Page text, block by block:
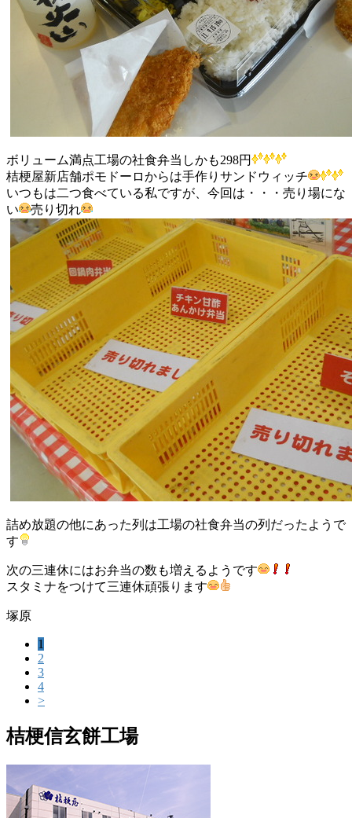
ボリューム満点工場の社食弁当しかも298円
桔梗屋新店舗ポモドーロからは手作りサンドウィッチ
いつもは二つ食べている私ですが、今回は・・・売り場にな
い
売り切れ
詰め放題の他にあった列は工場の社食弁当の列だったようで
す
次の三連休にはお弁当の数も増えるようです
スタミナをつけて三連休頑張ります
塚原
1
2
3
4
>
桔梗信玄餅工場